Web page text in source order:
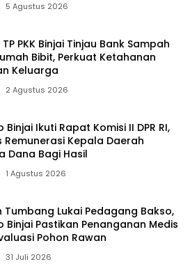
5 Agustus 2026
PKK Binjai Tinjau Bank Sampah
Bibit, Perkuat Ketahanan
Keluarga
2 Agustus 2026
Binjai Ikuti Rapat Komisi II DPR RI,
Remunerasi Kepala Daerah
Dana Bagi Hasil
1 Agustus 2026
Tumbang Lukai Pedagang Bakso,
Binjai Pastikan Penanganan Medis
Pohon Rawan
31 Juli 2026